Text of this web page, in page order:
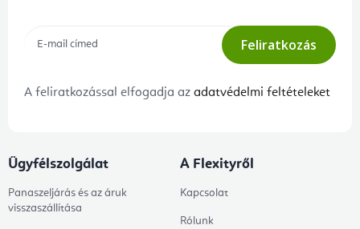
Feliratkozás
A feliratkozással elfogadja az adatvédelmi feltételeket
Ügyfélszolgálat
Panaszeljárás és az áruk
visszaszállítása
A Flexityről
Kapcsolat
Rólunk